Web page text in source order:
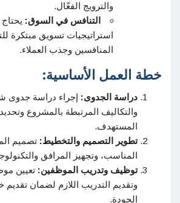
والترويج الفعّال.
التنافس في السوق:
استراتيجيات تسويق مبتكرة
المنافسين وجذب العملاء.
خطة العمل الأساسية:
دراسة الجدوى: إجراء دراسة جدوى
والتكاليف المرتبطة بالمشروع
المستهدف.
تطوير التصميم والتخطيط: تصميم
المناسب، وتجهيز المرافق
توظيف وتدريب الموظفين: تعيين
وتقديم التدريب اللازم لضمان تقديم
الجودة.